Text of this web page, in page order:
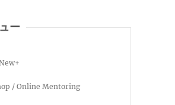
ー
/ Online Mentoring